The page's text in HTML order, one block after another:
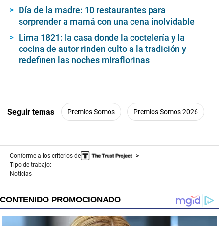
Día de la madre: 10 restaurantes para
sorprender a mamá con una cena inolvidable
Lima 1821: la casa donde la coctelería y la
cocina de autor rinden culto a la tradición y
redefinen las noches miraflorinas
Seguir temas Premios Somos Premios Somos 2026
Conforme a los criterios de
Tipo de trabajo:
Noticias